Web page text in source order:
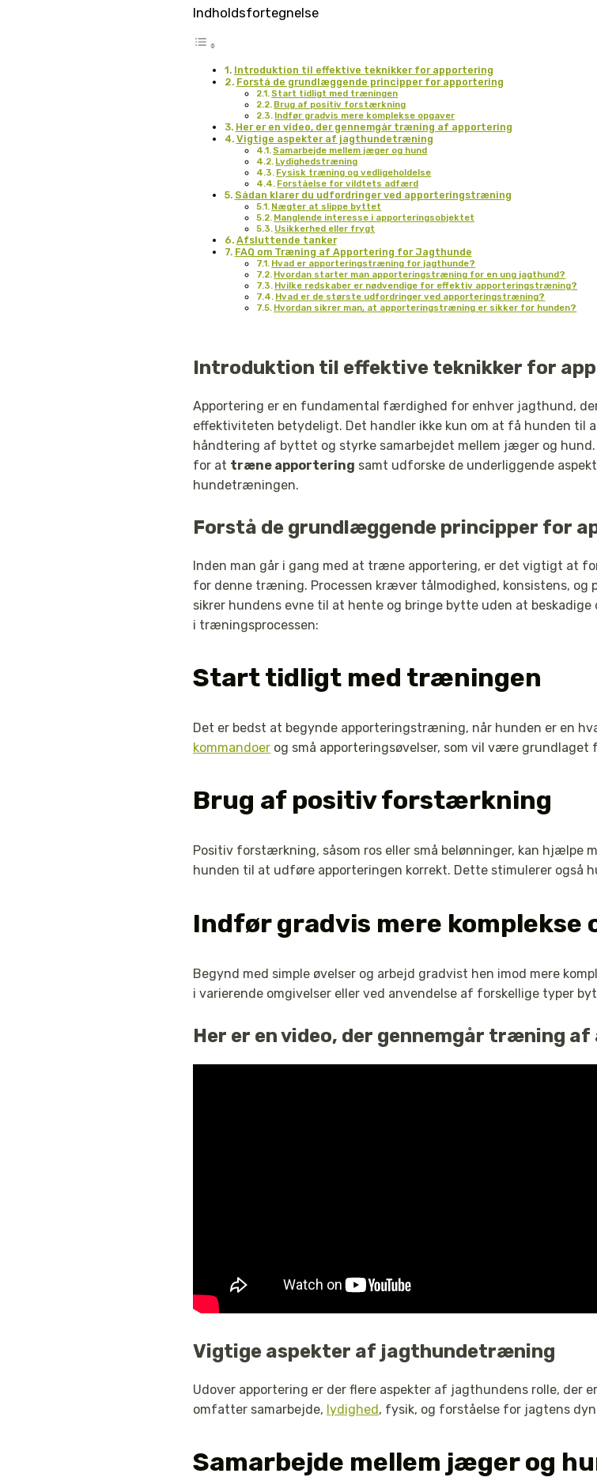
Indholdsfortegnelse
Introduktion til effektive teknikker for apportering
Forstå de grundlæggende principper for apportering
Start tidligt med træningen
Brug af positiv forstærkning
Indfør gradvis mere komplekse opgaver
Her er en video, der gennemgår træning af apportering
Vigtige aspekter af jagthundetræning
Samarbejde mellem jæger og hund
Lydighedstræning
Fysisk træning og vedligeholdelse
Forståelse for vildtets adfærd
Sådan klarer du udfordringer ved apporteringstræning
Nægter at slippe byttet
Manglende interesse i apporteringsobjektet
Usikkerhed eller frygt
Afsluttende tanker
FAQ om Træning af Apportering for Jagthunde
Hvad er apporteringstræning for jagthunde?
Hvordan starter man apporteringstræning for en ung jagthund?
Hvilke redskaber er nødvendige for effektiv apporteringstræning?
Hvad er de største udfordringer ved apporteringstræning?
Hvordan sikrer man, at apporteringstræning er sikker for hunden?
Introduktion til effektive teknikker for
Apportering er en fundamental færdighed for enhver jagthund,
effektiviteten betydeligt. Det handler ikke kun om at få hunden til
håndtering af byttet og styrke samarbejdet mellem jæger og
for at træne apportering samt udforske de underliggende
hundetræningen.
Forstå de grundlæggende principper for
Inden man går i gang med at træne apportering, er det vigtigt at
for denne træning. Processen kræver tålmodighed, konsistens,
sikrer hundens evne til at hente og bringe bytte uden at
i træningsprocessen:
Start tidligt med træningen
Det er bedst at begynde apporteringstræning, når hunden er en
kommandoer og små apporteringsøvelser, som vil være
Brug af positiv forstærkning
Positiv forstærkning, såsom ros eller små belønninger, kan hjælpe
hunden til at udføre apporteringen korrekt. Dette stimulerer også
Indfør gradvis mere komplekse
Begynd med simple øvelser og arbejd gradvist hen imod mere
i varierende omgivelser eller ved anvendelse af forskellige typer
Her er en video, der gennemgår træning
Vigtige aspekter af jagthundetræning
Udover apportering er der flere aspekter af jagthundens rolle, der
omfatter samarbejde, lydighed , fysik, og forståelse for jagtens
Samarbejde mellem jæger og